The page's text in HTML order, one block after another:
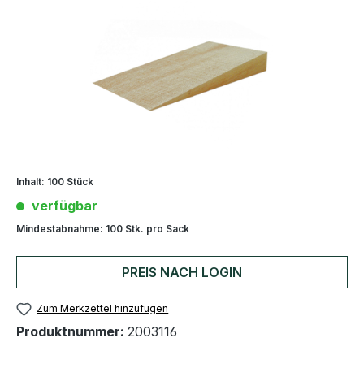
Inhalt: 100 Stück
verfügbar
Mindestabnahme: 100 Stk. pro Sack
PREIS NACH LOGIN
Zum Merkzettel hinzufügen
Produktnummer: 2003116